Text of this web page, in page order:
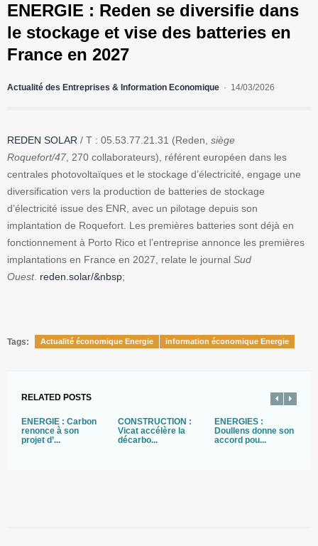
ENERGIE : Reden se diversifie dans
le stockage et vise des batteries en
France en 2027
Actualité des Entreprises & Information Economique 14/03/2026
REDEN SOLAR / T : 05.53.77.21.31 (Reden, siège
Roquefort/47, 270 collaborateurs), référent européen dans les
centrales photovoltaïques et le stockage d’électricité, engage une
diversification vers la production de batteries de stockage
d’électricité issue des ENR, avec un pilotage depuis son
implantation de Roquefort. Les premières batteries sont déjà en
fonctionnement à Porto Rico et l’entreprise annonce les premières
implantations en France en 2027, relate le journal Sud
Ouest. reden.solar/&nbsp;
Tags: Actualité économique Energie information économique Energie
RELATED POSTS
ENERGIE : Carbon
renonce à son
projet d’...
CONSTRUCTION :
Vicat accélère la
décarbo...
ENERGIES :
Doullens donne son
accord pou...